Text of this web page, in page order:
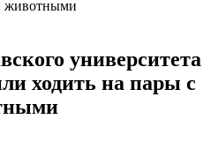
университета
ходить на пары с